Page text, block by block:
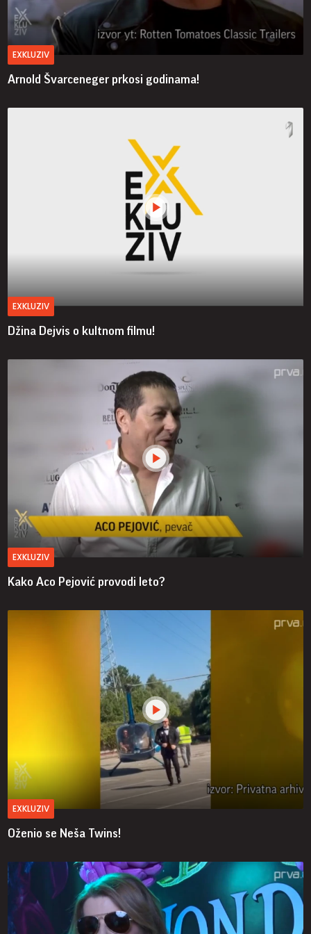
EXKLUZIV
Arnold Švarceneger prkosi godinama!
EXKLUZIV
Džina Dejvis o kultnom filmu!
EXKLUZIV
Kako Aco Pejović provodi leto?
EXKLUZIV
Oženio se Neša Twins!